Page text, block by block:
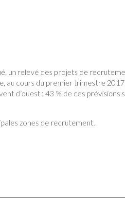
un relevé des projets de
au cours du premier trimestre
d’ouest : 43 % de ces prévisions
zones de recrutement.